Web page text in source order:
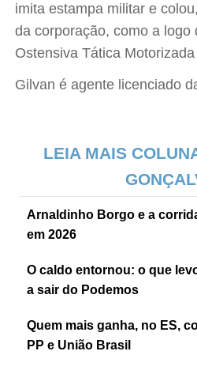
imita estampa militar e
da corporação, como a logo
Ostensiva Tática
Gilvan é agente licenciado
LEIA MAIS
Arnaldinho Borgo e a
em 2026
O caldo entornou: o que
a sair do Podemos
Quem mais ganha, no ES,
PP e União Brasil